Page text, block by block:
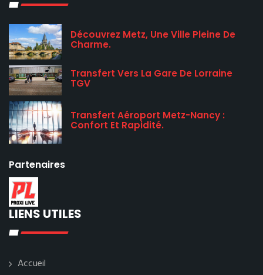
Découvrez Metz, Une Ville Pleine De
Charme.
Transfert Vers La Gare De Lorraine
TGV
Transfert Aéroport Metz-Nancy :
Confort Et Rapidité.
Partenaires
LIENS UTILES
Accueil